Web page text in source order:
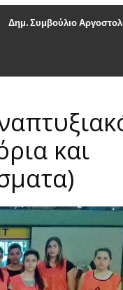
Δημ. Συμβούλιο
και